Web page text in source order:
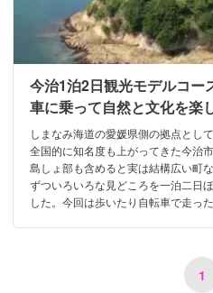
今治1泊2日観光モデルコー
車に乗って自然と文化を楽
しまなみ海道の愛媛県側の拠点とし
全国的に知名度も上がってきた今治
島しょ部も含めると実は結構広い町
ずついろいろな見どころを一泊二日
した。今回は歩いたり自転車で走っ
1